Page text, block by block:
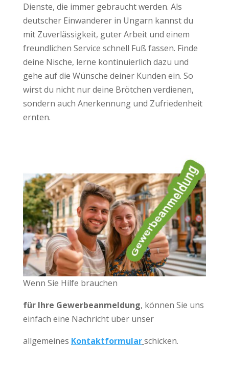
Dienste, die immer gebraucht werden. Als
deutscher Einwanderer in Ungarn kannst du
mit Zuverlässigkeit, guter Arbeit und einem
freundlichen Service schnell Fuß fassen. Finde
deine Nische, lerne kontinuierlich dazu und
gehe auf die Wünsche deiner Kunden ein. So
wirst du nicht nur deine Brötchen verdienen,
sondern auch Anerkennung und Zufriedenheit
ernten.
Wenn Sie Hilfe brauchen
für Ihre Gewerbeanmeldung, können Sie uns
einfach eine Nachricht über unser
allgemeines Kontaktformularschicken.